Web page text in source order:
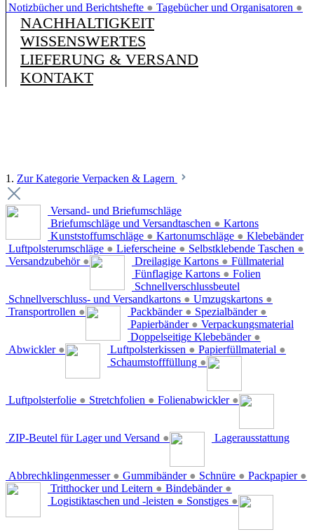
Notizbücher und Berichtshefte ● Tagebücher und Organisatoren ●
NACHHALTIGKEIT
WISSENSWERTES
LIEFERUNG & VERSAND
KONTAKT
1. Zur Kategorie Verpacken & Lagern
Versand- und Briefumschläge
Briefumschläge und Versandtaschen ●
Kunststoffumschläge ● Kartonumschläge ●
Luftpolsterumschläge ● Lieferscheine ● Selbstklebende Taschen ●
Versandzubehör ●
Kartons
Dreilagige Kartons ●
Fünflagige Kartons ●
Schnellverschluss- und Versandkartons ● Umzugskartons ●
Transportrollen ●
Klebebänder
Packbänder ● Spezialbänder ●
Papierbänder ●
Doppelseitige Klebebänder ●
Abwickler ●
Füllmaterial
Luftpolsterkissen ● Papierfüllmaterial ●
Schaumstofffüllung ●
Folien
Luftpolsterfolie ● Stretchfolien ● Folienabwickler ●
Schnellverschlussbeutel
ZIP-Beutel für Lager und Versand ●
Verpackungsmaterial
Abbrechklingenmesser ● Gummibänder ● Schnüre ● Packpapier ●
Lagerausstattung
Tritthocker und Leitern ● Bindebänder ●
Logistiktaschen und -leisten ● Sonstiges ●